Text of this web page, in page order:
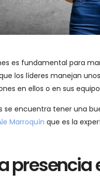
es fundamental para
los líderes manejan
en ellos o en sus
encuentra tener una
Marroquín que es la